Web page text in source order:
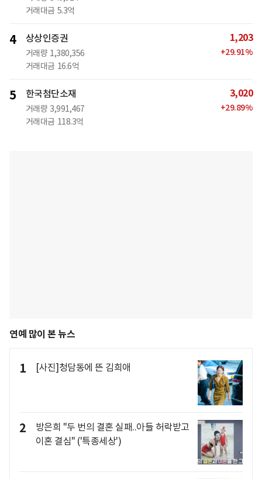
거래대금 5.3억
4 상상인증권
거래량 1,380,356
거래대금 16.6억
1,203
+29.91%
5 한국첨단소재
거래량 3,991,467
거래대금 118.3억
3,020
+29.89%
연예 많이 본 뉴스
1 [사진]청담동에 뜬 김희애
2
방은희 "두 번의 결혼 실패..아들 허락받고
이혼 결심" ('특종세상')